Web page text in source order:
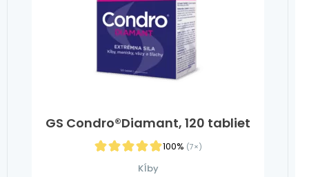
GS Condro®Diamant, 120 tabliet
100% (7×)
Kĺby